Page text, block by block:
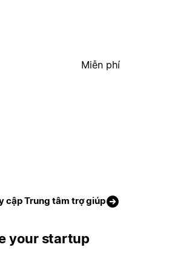
Miễn phí
cập Trung tâm trợ giúp
your startup